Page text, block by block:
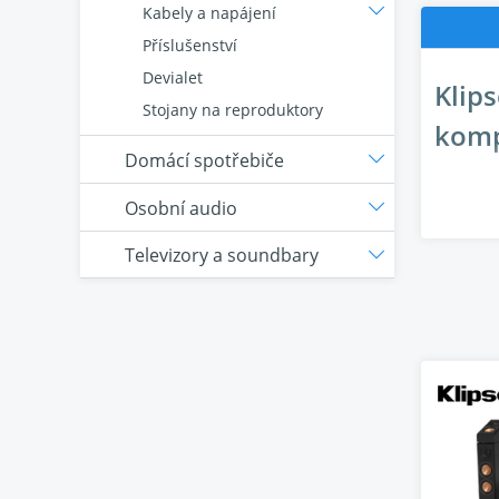
Klipsch
Kabely a napájení
Příslušenství
Devialet
Stojany na reproduktory
Domácí spotřebiče
Osobní audio
Televizory a soundbary